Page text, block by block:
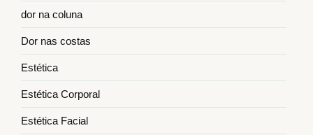
dor na coluna
Dor nas costas
Estética
Estética Corporal
Estética Facial